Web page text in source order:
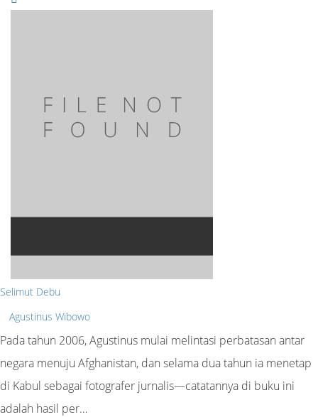
Selimut Debu
Agustinus Wibowo
Pada tahun 2006, Agustinus mulai melintasi perbatasan antar
negara menuju Afghanistan, dan selama dua tahun ia menetap
di Kabul sebagai fotografer jurnalis—catatannya di buku ini
adalah hasil per…